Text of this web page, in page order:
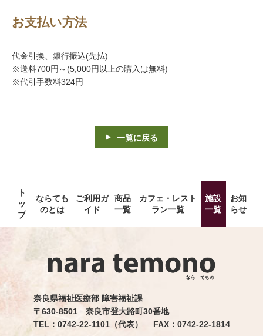
お支払い方法
代金引換、銀行振込(先払)
※送料700円～(5,000円以上の購入は無料)
※代引手数料324円
一覧に戻る
ト
ッ
プ
ならても
のとは
ご利用ガ
イド
商品
一覧
カフェ・レスト
ラン一覧
施設
一覧
お知
らせ
奈良県福祉医療部 障害福祉課
〒630-8501 奈良市登大路町30番地
TEL：0742-22-1101（代表） FAX：0742-22-1814